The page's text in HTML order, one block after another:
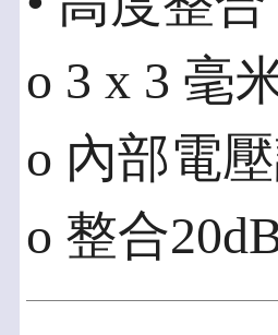
o 3 x 3 毫
o 內部電
o 整合